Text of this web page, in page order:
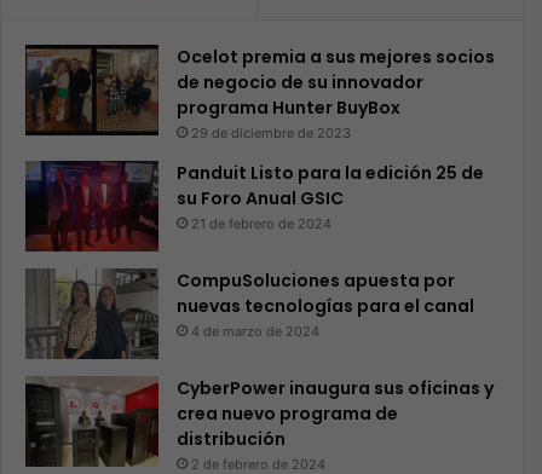
Ocelot premia a sus mejores socios
de negocio de su innovador
programa Hunter BuyBox
29 de diciembre de 2023
Panduit Listo para la edición 25 de
su Foro Anual GSIC
21 de febrero de 2024
CompuSoluciones apuesta por
nuevas tecnologías para el canal
4 de marzo de 2024
CyberPower inaugura sus oficinas y
crea nuevo programa de
distribución
2 de febrero de 2024